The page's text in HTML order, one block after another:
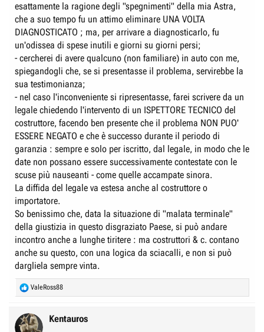
dall'estero che l'unica cosa che fanno è rimandarti ad un altro operatore,
sempre straniero, che alla fine riattacca.
Non mi sento sicura alla guida di questa macchina.
Cercando online ho trovato segnalazioni simili: altri proprietari di Ypsilon
2024 riportano blocchi del cambio automatico, messaggi di anomalia
della trazione, motore spento in marcia. Non sembra un caso isolato.
Chiedo:
Qualcuno ha avuto lo stesso tipo di blocco sulla nuova Ypsilon?
Come vi siete mossi con l'assistenza?
Qualcuno è riuscito a far diagnosticare il problema o ha ottenuto una
risposta concreta da Lancia/Stellantis?
Grazie a chiunque voglia condividere la propria esperienza.
Valentina
esattamente la ragione degli "spegnimenti" della mia Astra,
che a suo tempo fu un attimo eliminare UNA VOLTA
DIAGNOSTICATO ; ma, per arrivare a diagnosticarlo, fu
un'odissea di spese inutili e giorni su giorni persi;
- cercherei di avere qualcuno (non familiare) in auto con me,
spiegandogli che, se si presentasse il problema, servirebbe la
sua testimonianza;
- nel caso l'inconveniente si ripresentasse, farei scrivere da un
legale chiedendo l'intervento di un ISPETTORE TECNICO del
costruttore, facendo ben presente che il problema NON PUO'
ESSERE NEGATO e che è successo durante il periodo di
garanzia : sempre e solo per iscritto, dal legale, in modo che le
date non possano essere successivamente contestate con le
scuse più nauseanti - come quelle accampate sinora.
La diffida del legale va estesa anche al costruttore o
importatore.
So benissimo che, data la situazione di "malata terminale"
della giustizia in questo disgraziato Paese, si può andare
incontro anche a lunghe tiritere : ma costruttori & c. contano
anche su questo, con una logica da sciacalli, e non si può
dargliela sempre vinta.
R
e
c
t
ValeRoss88
Kentauros